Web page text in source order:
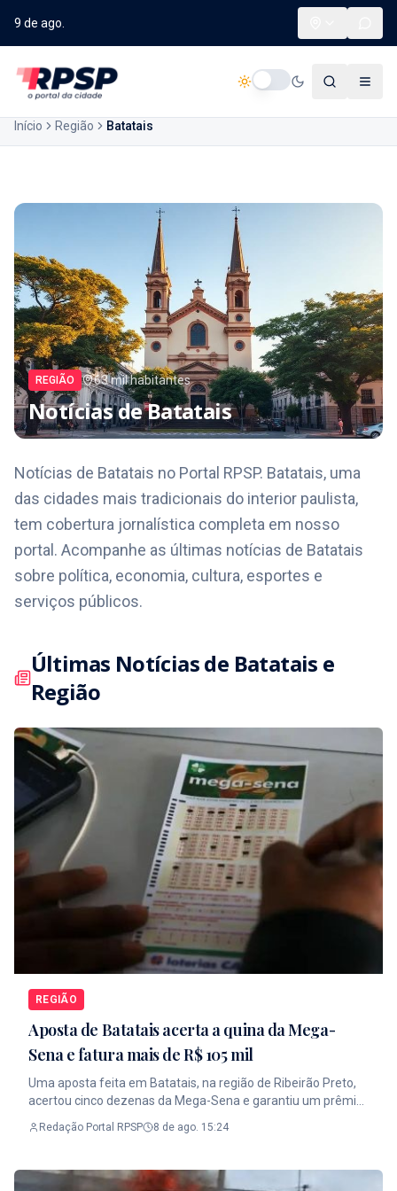
9 de ago.
Início Região Batatais
REGIÃO 63 mil habitantes
Notícias deBatatais
Notícias de Batatais no Portal RPSP. Batatais, uma
das cidades mais tradicionais do interior paulista,
tem cobertura jornalística completa em nosso
portal. Acompanhe as últimas notícias de Batatais
sobre política, economia, cultura, esportes e
serviços públicos.
Últimas Notícias de Batatais e
Região
REGIÃO
Aposta de Batatais acerta a quina da Mega-
Sena e fatura mais de R$ 105 mil
Uma aposta feita em Batatais, na região de Ribeirão Preto,
acertou cinco dezenas da Mega-Sena e garantiu um prêmio
feira (6 de agosto de 2026). Nenhuma aposta acertou as seis
estimativa informada para o sorteio seguinte é de R$ 165
Redação Portal RPSP 8 de ago. 15:24